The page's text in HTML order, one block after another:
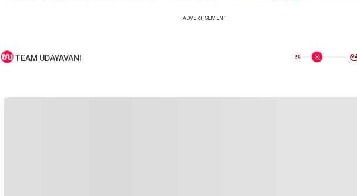
ADVERTISEMENT
TEAM UDAYAVANI ಅ